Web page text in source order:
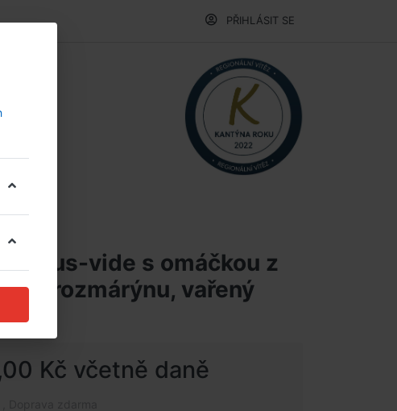
PŘIHLÁSIT SE
sous-vide s omáčkou z
na rozmárýnu, vařený
Kč včetně daně